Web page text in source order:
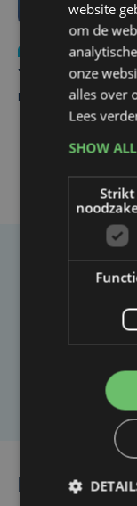
Nieuws
do
Yaro (19),
maandenlange
Heb je een
Lees ook
website
om de
onze
alles over
Lees
SHOW
Strikt